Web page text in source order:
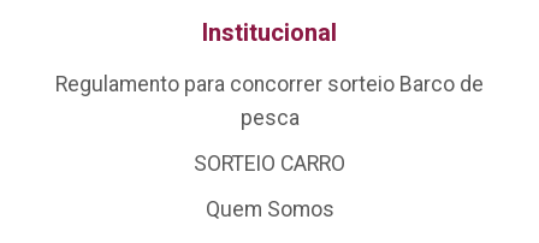
Institucional
Regulamento para concorrer sorteio Barco de
pesca
SORTEIO CARRO
Quem Somos